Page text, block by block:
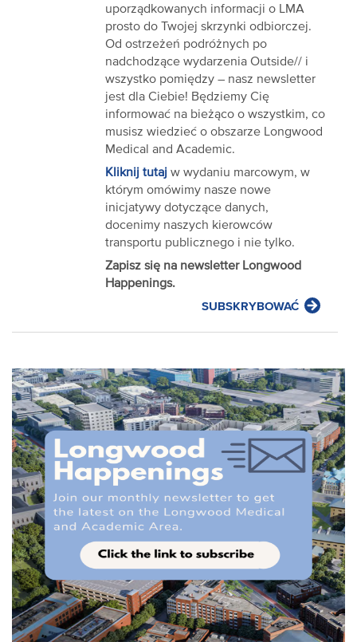
uporządkowanych informacji o LMA
prosto do Twojej skrzynki odbiorczej.
Od ostrzeżeń podróżnych po
nadchodzące wydarzenia Outside// i
wszystko pomiędzy – nasz newsletter
jest dla Ciebie! Będziemy Cię
informować na bieżąco o wszystkim, co
musisz wiedzieć o obszarze Longwood
Medical and Academic.
Kliknij tutaj w wydaniu marcowym, w
którym omówimy nasze nowe
inicjatywy dotyczące danych,
docenimy naszych kierowców
transportu publicznego i nie tylko.
Zapisz się na newsletter Longwood
Happenings.
SUBSKRYBOWAĆ